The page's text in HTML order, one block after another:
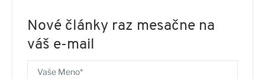
Nové články raz mesačne na
váš e-mail